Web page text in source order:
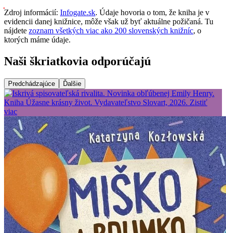
Zdroj informácií: Infogate.sk. Údaje hovoria o tom, že kniha je v
evidencii danej knižnice, môže však už byť aktuálne požičaná. Tu
nájdete zoznam všetkých viac ako 200 slovenských knižníc, o
ktorých máme údaje.
Naši škriatkovia odporúčajú
Predchádzajúce Ďalšie